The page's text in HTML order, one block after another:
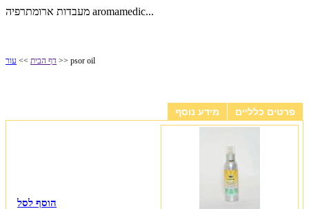
מעבדות ארומתרפיה aromamedic...
דף הבית >> עור >> psor oil
פרטים כלליים מידע נוסף
הוסף לסל